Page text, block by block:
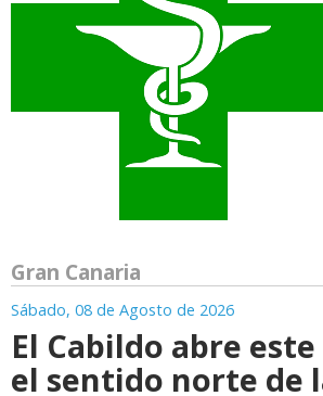
Gran Canaria
Sábado, 08 de Agosto de 2026
El Cabildo abre
el sentido norte de